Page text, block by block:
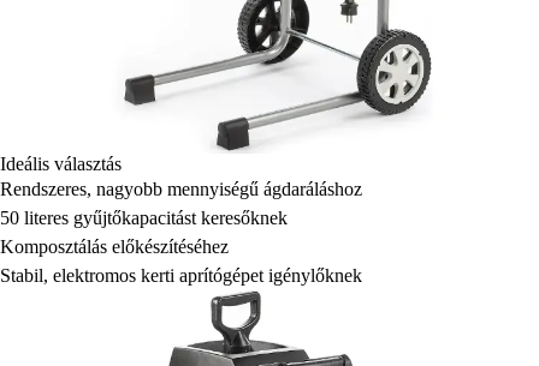
Ideális választás
Rendszeres, nagyobb mennyiségű ágdaráláshoz
50 literes gyűjtőkapacitást keresőknek
Komposztálás előkészítéséhez
Stabil, elektromos kerti aprítógépet igénylőknek